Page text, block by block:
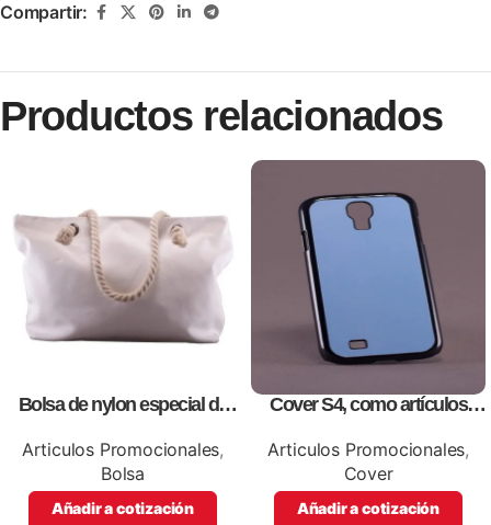
Compartir:
Productos relacionados
Bolsa de nylon especial de
con impresión full color.
Articulos Promocionales,
Bolsa
Añadir a cotización
Cover S4, como artículos
Articulos Promocionales,
Cover
Añadir a cotización